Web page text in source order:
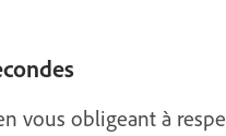
vous obligeant à